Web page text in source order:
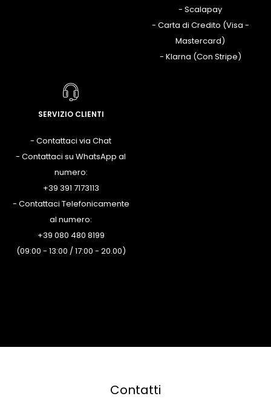
- Scalapay
- Carta di Credito (Visa -
Mastercard)
- Klarna (Con Stripe)
SERVIZIO CLIENTI
- Contattaci via Chat
- Contattaci su WhatsApp al
numero:
+39 391 7173113
- Contattaci Telefonicamente
al numero:
+39 080 480 8199
(09:00 - 13:00 / 17:00 - 20.00)
Contatti